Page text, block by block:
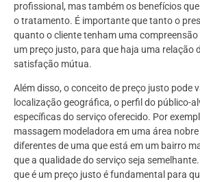
profissional, mas também os benefícios
o tratamento. É importante que tanto o
quanto o cliente tenham uma
um preço justo, para que haja uma relação
satisfação mútua.
Além disso, o conceito de preço justo pode
localização geográfica, o perfil do público-
específicas do serviço oferecido. Por
massagem modeladora em uma área
diferentes de uma que está em um bairro
que a qualidade do serviço seja
que é um preço justo é fundamental para